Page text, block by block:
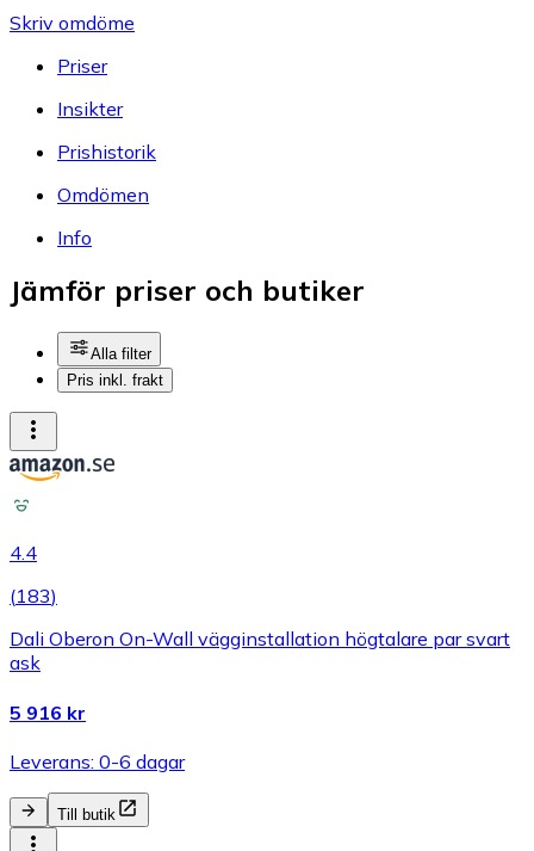
Skriv omdöme
Priser
Insikter
Prishistorik
Omdömen
Info
Jämför priser och butiker
Alla filter
Pris inkl. frakt
4.4
(183)
Dali Oberon On-Wall vägginstallation högtalare par svart
ask
5 916 kr
Leverans: 0-6 dagar
Till butik